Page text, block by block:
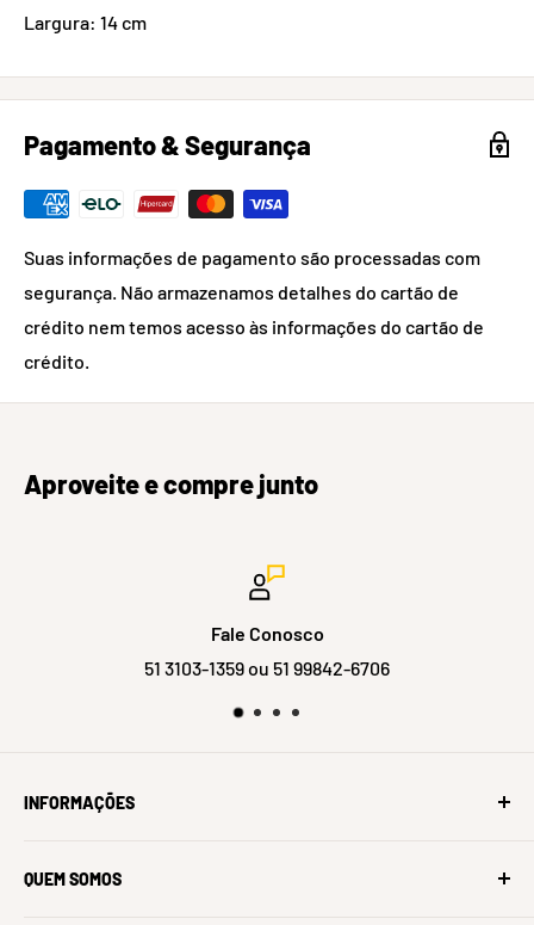
Largura: 14 cm
Pagamento & Segurança
Suas informações de pagamento são processadas com
segurança. Não armazenamos detalhes do cartão de
crédito nem temos acesso às informações do cartão de
crédito.
Aproveite e compre junto
Fale Conosco
51 3103-1359 ou 51 99842-6706
INFORMAÇÕES
Oficina Bike Village
QUEM SOMOS